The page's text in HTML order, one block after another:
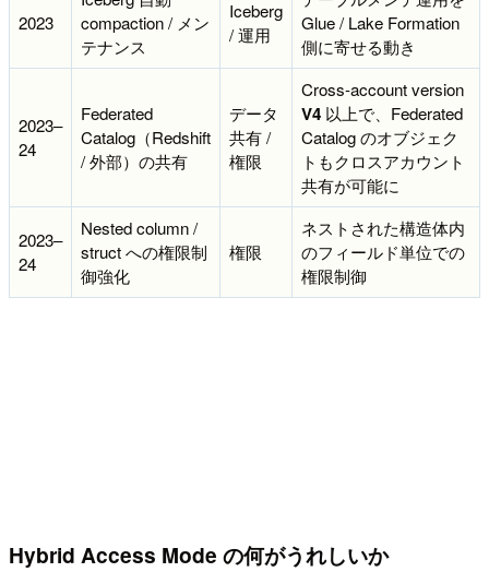
2023
compaction / メン
テナンス
Iceberg
/ 運用
Glue / Lake Formation
側に寄せる動き
2023–
24
Federated
Catalog（Redshift
/ 外部）の共有
データ
共有 /
権限
Cross-account version
V4 以上で、Federated
Catalog のオブジェク
トもクロスアカウント
共有が可能に
2023–
24
Nested column /
struct への権限制
御強化
権限
ネストされた構造体内
のフィールド単位での
権限制御
Hybrid Access Mode の何がうれしいか